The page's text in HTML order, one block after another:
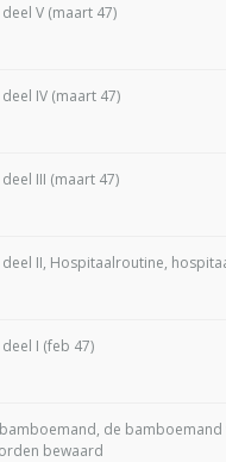
V (maart 47)
IV (maart 47)
III (maart 47)
II, Hospitaalroutine,
I (feb 47)
de
bewaard